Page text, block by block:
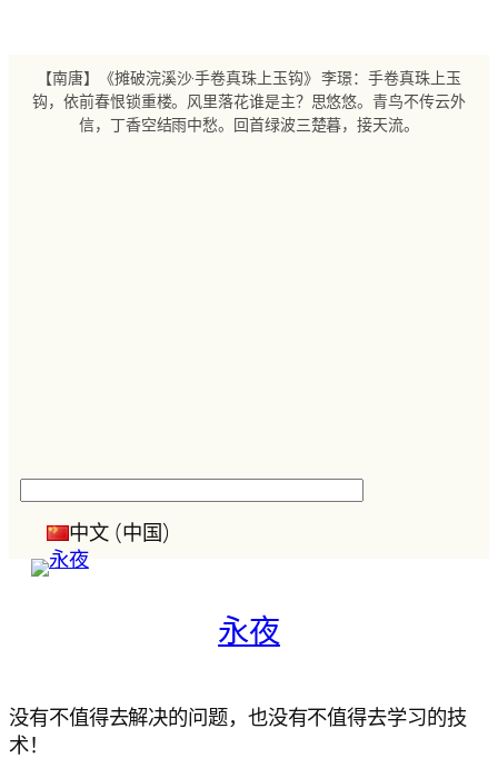
【南唐】《摊破浣溪沙·手卷真珠上玉钩》 李璟：手卷真珠上玉
钩，依前春恨锁重楼。风里落花谁是主？思悠悠。青鸟不传云外
信，丁香空结雨中愁。回首绿波三楚暮，接天流。
中文 (中国)
永夜
没有不值得去解决的问题，也没有不值得去学习的技
术！